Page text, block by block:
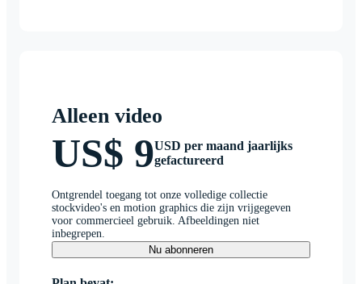
Alleen video
US$ 9USD per maand jaarlijks
gefactureerd
Ontgrendel toegang tot onze volledige collectie
stockvideo's en motion graphics die zijn vrijgegeven
voor commercieel gebruik. Afbeeldingen niet
inbegrepen.
Nu abonneren